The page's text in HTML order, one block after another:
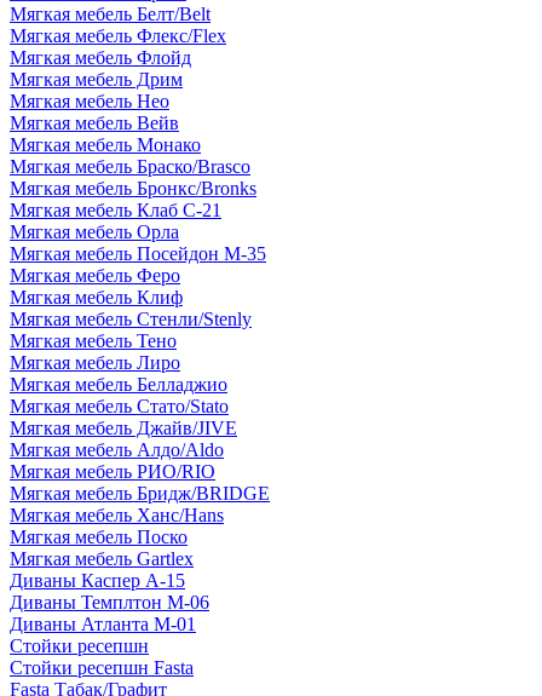
Мягкая мебель Белт/Belt
Мягкая мебель Флекс/Flex
Мягкая мебель Флойд
Мягкая мебель Дрим
Мягкая мебель Нео
Мягкая мебель Вейв
Мягкая мебель Монако
Мягкая мебель Браско/Brasco
Мягкая мебель Бронкс/Bronks
Мягкая мебель Клаб С-21
Мягкая мебель Орла
Мягкая мебель Посейдон М-35
Мягкая мебель Феро
Мягкая мебель Клиф
Мягкая мебель Стенли/Stenly
Мягкая мебель Тено
Мягкая мебель Лиро
Мягкая мебель Белладжио
Мягкая мебель Стато/Stato
Мягкая мебель Джайв/JIVE
Мягкая мебель Алдо/Aldo
Мягкая мебель РИО/RIO
Мягкая мебель Бридж/BRIDGE
Мягкая мебель Ханс/Hans
Мягкая мебель Поско
Мягкая мебель Gartlex
Диваны Каспер А-15
Диваны Темплтон М-06
Диваны Атланта М-01
Стойки ресепшн
Стойки ресепшн Fasta
Fasta Табак/Графит